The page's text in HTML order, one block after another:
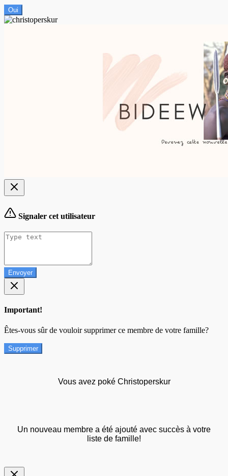
Oui
Signaler cet utilisateur
Envoyer
Important!
Êtes-vous sûr de vouloir supprimer ce membre de votre famille?
Supprimer
Vous avez poké Christoperskur
Un nouveau membre a été ajouté avec succès à votre
liste de famille!